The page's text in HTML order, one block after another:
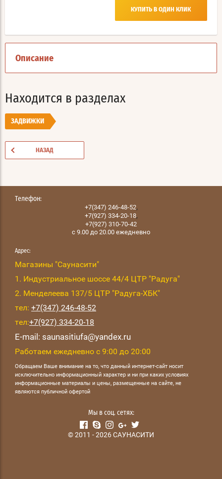
КУПИТЬ В ОДИН КЛИК
Описание
Находится в разделах
ЗАДВИЖКИ
НАЗАД
Телефон:
+7(347) 246-48-52,
+7(927) 334-20-18,
+7(927) 310-70-42
с 9.00 до 20.00 ежедневно
Адрес:
Магазины "Саунасити"
1. Индустриальное шоссе 44/4 ЦТР "Радуга"
2. Менделеева 137/5 ЦТР "Радуга-ХБК"
тел: +7(347) 246-48-52
тел:+7(927) 334-20-18
E-mail: saunasitiufa@yandex.ru
Работаем ежедневно с 9:00 до 20:00
Обращаем Ваше внимание на то, что данный интернет-сайт носит
исключительно информационный характер и ни при каких условиях
информационные материалы и цены, размещенные на сайте, не
являются публичной офертой
Мы в соц. сетях:
© 2011 - 2026 САУНАСИТИ